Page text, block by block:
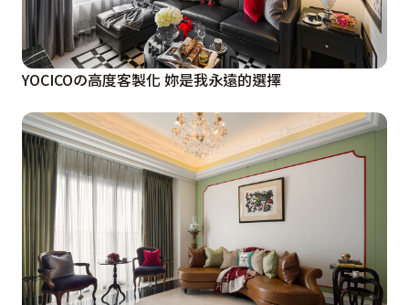
YOCICOの高度客製化 妳是我永遠的選擇